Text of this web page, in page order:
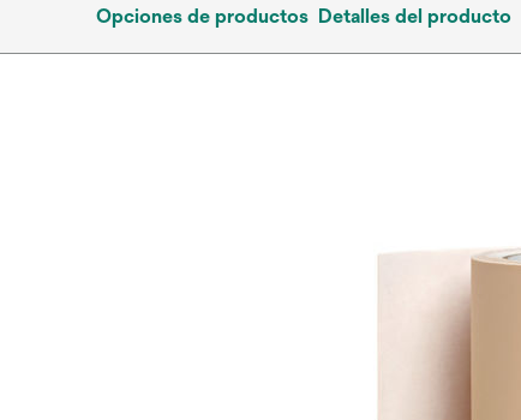
Opciones de productos Detalles del producto